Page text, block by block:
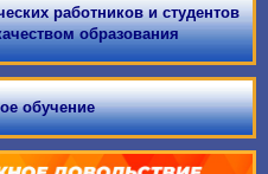
работников и студентов
образования
обучение